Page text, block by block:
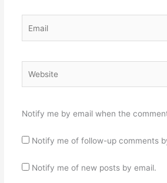
Notify me by email when the
Notify me of follow-up comments
Notify me of new posts by email.